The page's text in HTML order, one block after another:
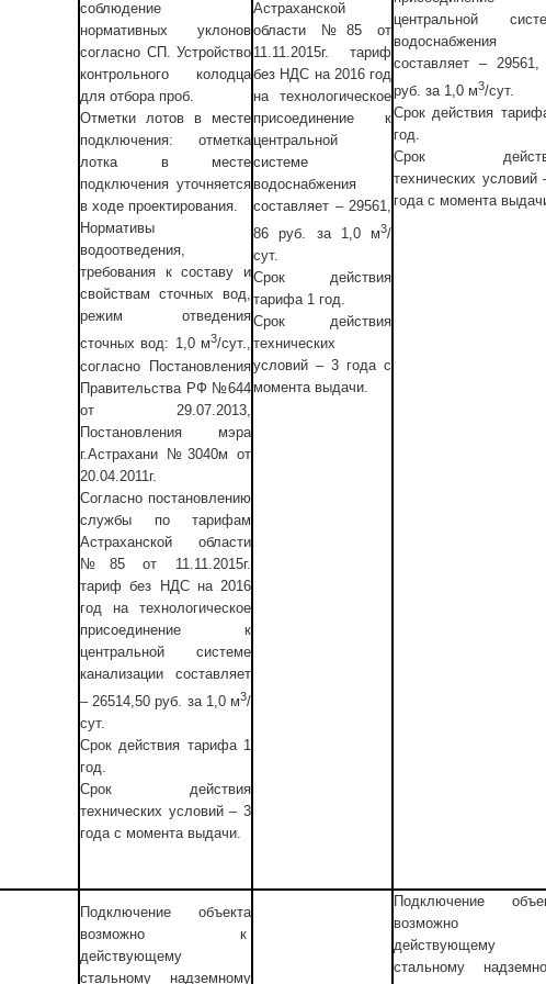
соблюдение
нормативных уклонов
согласно СП. Устройство
контрольного колодца
для отбора проб.
Отметки лотов в месте
подключения: отметка
лотка в месте
подключения уточняется
в ходе проектирования.
Нормативы
водоотведения,
требования к составу и
свойствам сточных вод,
режим отведения
сточных вод: 1,0 м3/сут.,
согласно Постановления
Правительства РФ №644
от 29.07.2013,
Постановления мэра
г.Астрахани №3040м от
20.04.2011г.
Согласно постановлению
службы по тарифам
Астраханской области
№85 от 11.11.2015г.
тариф без НДС на 2016
год на технологическое
присоединение к
центральной системе
канализации составляет
– 26514,50 руб. за 1,0 м3/
сут.
Срок действия тарифа 1
год.
Срок действия
технических условий – 3
года с момента выдачи.
Астраханской
области №85 от
11.11.2015г. тариф
без НДС на 2016 год
на технологическое
присоединение к
центральной
системе
водоснабжения
составляет – 29561,
86 руб. за 1,0 м3/
сут.
Срок действия
тарифа 1 год.
Срок действия
технических
условий – 3 года с
момента выдачи.
центральной
водоснабжения
составляет – 29561,
руб. за 1,0 м3/сут.
Срок действия
год.
Срок
технических условий
года с момента
Подключение объекта
возможно к
действующему
стальному надземному
Подключение
возможно
действующему
стальному